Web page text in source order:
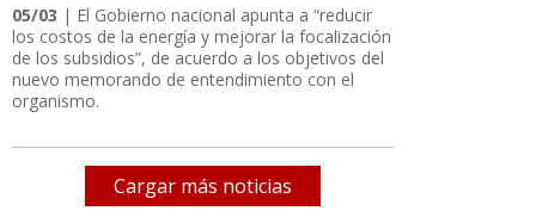
05/03 | El Gobierno nacional apunta a “reducir
los costos de la energía y mejorar la focalización
de los subsidios”, de acuerdo a los objetivos del
nuevo memorando de entendimiento con el
organismo.
Cargar más noticias